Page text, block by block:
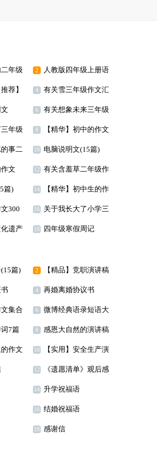
二年级
篇
2 人教版四年级上册语
文教学计划
荐】 4 有关雪三年级作文汇
编9篇
6 有关想象未来三年级
作文300字三篇
年级 8 【精华】初中的作文
300字锦集9篇
事二
8篇
10 电脑说明文(15篇)
文 12 有关含羞草二年级作
文锦集8篇
篇) 14 【精华】初中生的作
文合集5篇
300 16 关于我长大了小学三
年级作文合集8篇
遗产 18 四年级寒假周记
篇) 2 【精品】竞职演讲稿
汇编七篇
4 再婚离婚协议书
集合 6 微博经典语录短语大
全
7篇 8 感恩大自然的演讲稿
作文 10 【实用】安全生产演
讲稿四篇
12 《遗愿清单》观后感
14 升学祝福语
16 结婚祝福语
18 感谢信